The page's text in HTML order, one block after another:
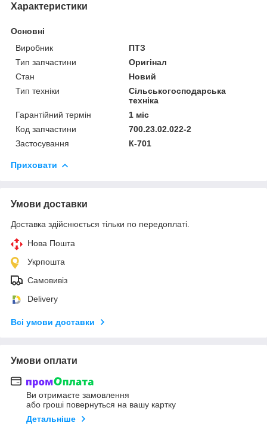
Характеристики
Основні
Виробник
ПТЗ
Тип запчастини
Оригінал
Стан
Новий
Тип техніки
Сільськогосподарська
техніка
Гарантійний термін
1 міс
Код запчастини
700.23.02.022-2
Застосування
К-701
Приховати
Умови доставки
Доставка здійснюється тільки по передоплаті.
Нова Пошта
Укрпошта
Самовивіз
Delivery
Всі умови доставки
Умови оплати
Ви отримаєте замовлення
або гроші повернуться на вашу картку
Детальніше